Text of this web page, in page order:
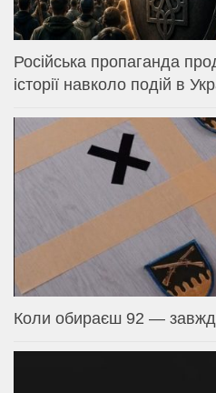
Російська пропаганда
історії навколо подій в
Коли обираєш 92 —